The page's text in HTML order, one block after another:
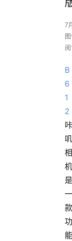
7
B
6
1
2
咔
叽
相
机
是
一
款
功
能